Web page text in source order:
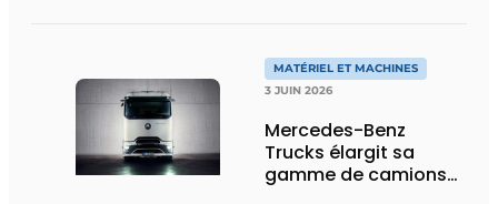
MATÉRIEL ET MACHINES
3 JUIN 2026
Mercedes-Benz
Trucks élargit sa
gamme de camions